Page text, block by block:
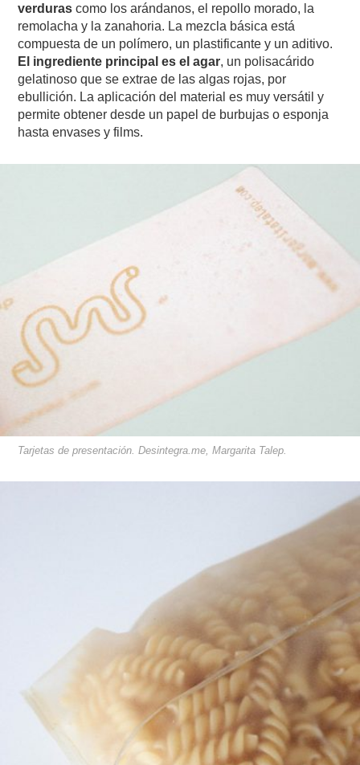
verduras como los arándanos, el repollo morado, la
remolacha y la zanahoria. La mezcla básica está
compuesta de un polímero, un plastificante y un aditivo.
El ingrediente principal es el agar, un polisacárido
gelatinoso que se extrae de las algas rojas, por
ebullición. La aplicación del material es muy versátil y
permite obtener desde un papel de burbujas o esponja
hasta envases y films.
Tarjetas de presentación. Desintegra.me, Margarita Talep.